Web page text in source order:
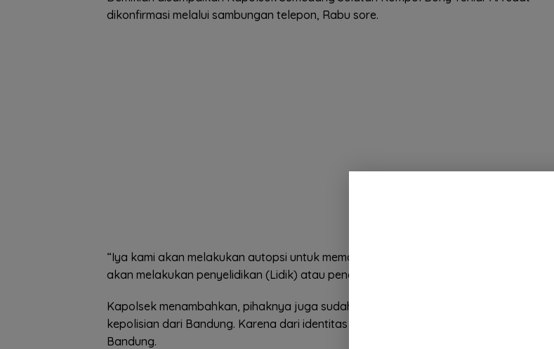
dikonfirmasi melalui sambungan telepon, Rabu sore.
“Iya kami akan melakukan autopsi untuk memastikan kematian pria tersebut, dan kami
akan melakukan penyelidikan (Lidik) atau penemuan mayat tersebut,” kata Kapolsek.
Kapolsek menambahkan, pihaknya juga sudah melakukan koordinasi dengan pihak
kepolisian dari Bandung. Karena dari identitas korban, diketahui merupakan warga
Bandung.